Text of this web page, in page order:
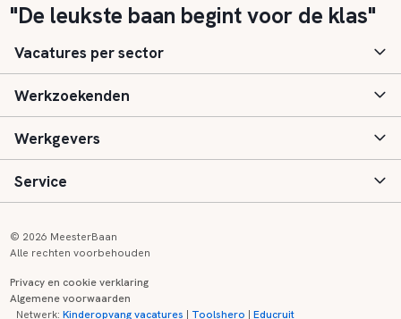
"De leukste baan begint voor de klas"
Vacatures per sector
Basisonderwijs
Speciaal (basis) onderwijs
Voortgezet onderwijs
Kinderopvang
Werkzoekenden
Aanmelden
Vacatures
Zij-instroom informatie
Werkgevers
Inloggen
Registreren
Service
Onderwijs links
© 2026 MeesterBaan
Alle rechten voorbehouden
Privacy en cookie verklaring
Algemene voorwaarden
Netwerk:Kinderopvang vacatures | Toolshero |Educruit